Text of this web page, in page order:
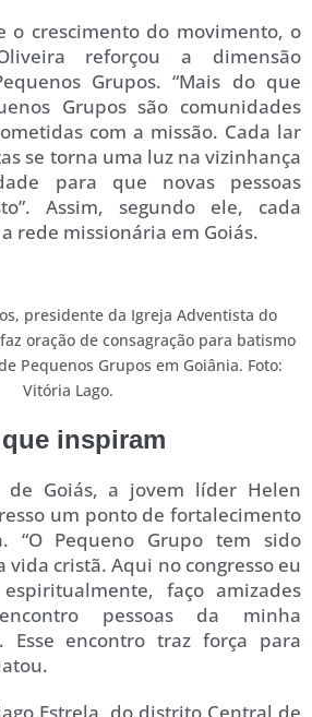
o crescimento do movimento, o
reforçou a dimensão
Grupos. “Mais do que
Grupos são comunidades
com a missão. Cada lar
se torna uma luz na vizinhança
para que novas pessoas
Assim, segundo ele, cada
rede missionária em Goiás.
presidente da Igreja Adventista do
oração de consagração para batismo
Pequenos Grupos em Goiânia. Foto:
Vitória Lago.
inspiram
de Goiás, a jovem líder Helen
um ponto de fortalecimento
“O Pequeno Grupo tem sido
vida cristã. Aqui no congresso eu
faço amizades
pessoas da minha
Esse encontro traz força para
Estrela, do distrito Central de